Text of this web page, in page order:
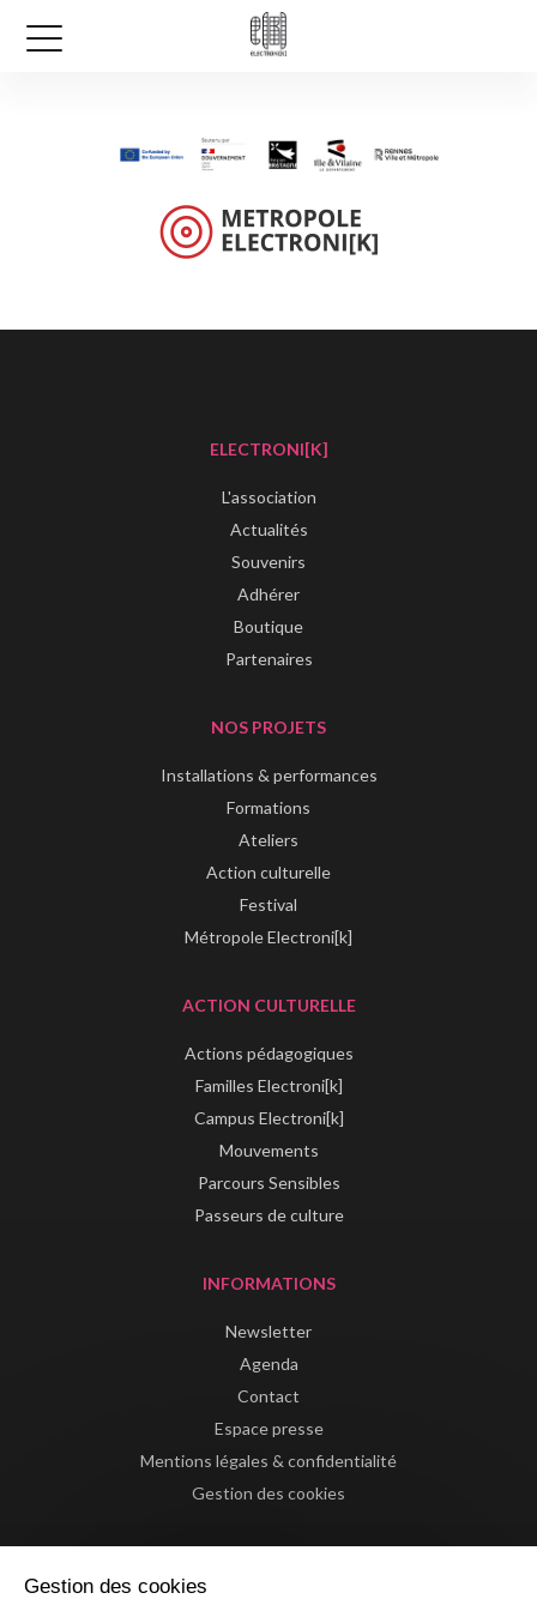
ELECTRONI[K]
L'association
Actualités
Souvenirs
Adhérer
Boutique
Partenaires
NOS PROJETS
Installations & performances
Formations
Ateliers
Action culturelle
Festival
Métropole Electroni[k]
ACTION CULTURELLE
Actions pédagogiques
Familles Electroni[k]
Campus Electroni[k]
Mouvements
Parcours Sensibles
Passeurs de culture
INFORMATIONS
Newsletter
Agenda
Contact
Espace presse
Mentions légales & confidentialité
Gestion des cookies
Gestion des cookies